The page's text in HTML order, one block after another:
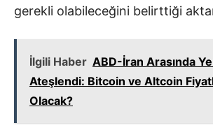
gerekli olabileceğini belirttiği
İlgili Haber ABD-İran Arasında
Ateşlendi: Bitcoin ve Altcoin
Olacak?